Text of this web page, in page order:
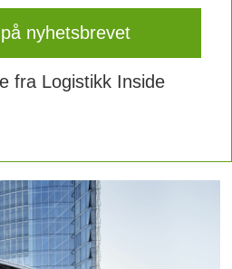
fra Logistikk Inside